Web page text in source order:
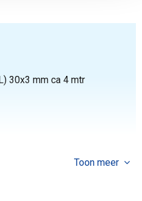
30x3 mm ca 4 mtr
Toon meer